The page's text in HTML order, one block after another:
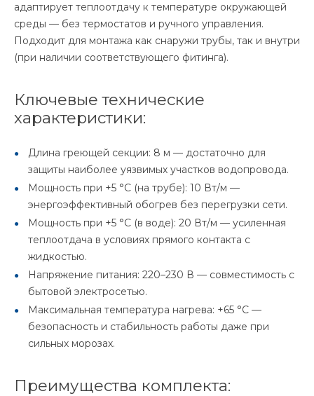
адаптирует теплоотдачу к температуре окружающей
среды — без термостатов и ручного управления.
Подходит для монтажа как снаружи трубы, так и внутри
(при наличии соответствующего фитинга).
Ключевые технические
характеристики:
Длина греющей секции: 8 м — достаточно для
защиты наиболее уязвимых участков водопровода.
Мощность при +5 °C (на трубе): 10 Вт/м —
энергоэффективный обогрев без перегрузки сети.
Мощность при +5 °C (в воде): 20 Вт/м — усиленная
теплоотдача в условиях прямого контакта с
жидкостью.
Напряжение питания: 220–230 В — совместимость с
бытовой электросетью.
Максимальная температура нагрева: +65 °C —
безопасность и стабильность работы даже при
сильных морозах.
Преимущества комплекта: